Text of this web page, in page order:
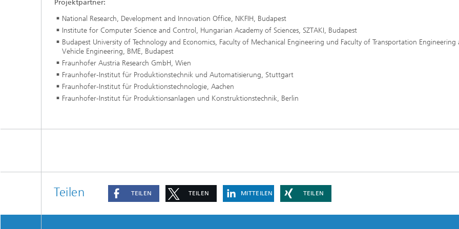
Projektpartner:
National Research, Development and Innovation Office, NKFIH, Budapest
Institute for Computer Science and Control, Hungarian Academy of Sciences, SZTAKI, Budapest
Budapest University of Technology and Economics, Faculty of Mechanical Engineering und Faculty of Transportation Engineering
Vehicle Engineering, BME, Budapest
Fraunhofer Austria Research GmbH, Wien
Fraunhofer-Institut für Produktionstechnik und Automatisierung, Stuttgart
Fraunhofer-Institut für Produktionstechnologie, Aachen
Fraunhofer-Institut für Produktionsanlagen und Konstruktionstechnik, Berlin
Teilen TEILEN TEILEN MITTEILEN TEILEN